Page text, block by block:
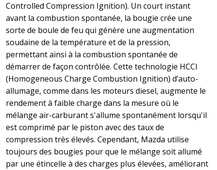
Controlled Compression Ignition). Un court instant
avant la combustion spontanée, la bougie crée une
sorte de boule de feu qui génère une augmentation
soudaine de la température et de la pression,
permettant ainsi à la combustion spontanée de
démarrer de façon contrôlée. Cette technologie HCCI
(Homogeneous Charge Combustion Ignition) d’auto-
allumage, comme dans les moteurs diesel, augmente le
rendement à faible charge dans la mesure où le
mélange air-carburant s'allume spontanément lorsqu'il
est comprimé par le piston avec des taux de
compression très élevés. Cependant, Mazda utilise
toujours des bougies pour que le mélange soit allumé
par une étincelle à des charges plus élevées, améliorant